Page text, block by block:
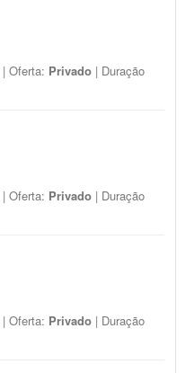
| Oferta: Privado | Duração
| Oferta: Privado | Duração
| Oferta: Privado | Duração